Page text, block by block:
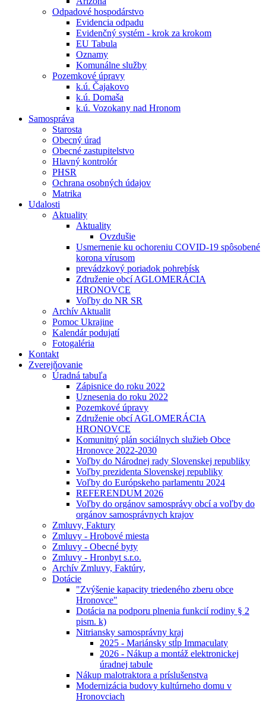
Odpadové hospodárstvo
Evidencia odpadu
Evidenčný systém - krok za krokom
EU Tabula
Oznamy
Komunálne služby
Pozemkové úpravy
k.ú. Čajakovo
k.ú. Domaša
k.ú. Vozokany nad Hronom
Samospráva
Starosta
Obecný úrad
Obecné zastupitelstvo
Hlavný kontrolór
PHSR
Ochrana osobných údajov
Matrika
Udalosti
Aktuality
Aktuality
Ovzdušie
Usmernenie ku ochoreniu COVID-19 spôsobené
korona vírusom
prevádzkový poriadok pohrebísk
Združenie obcí AGLOMERÁCIA
HRONOVCE
Voľby do NR SR
Archív Aktualit
Pomoc Ukrajine
Kalendár podujatí
Fotogaléria
Kontakt
Zverejňovanie
Úradná tabuľa
Zápisnice do roku 2022
Uznesenia do roku 2022
Pozemkové úpravy
Združenie obcí AGLOMERÁCIA
HRONOVCE
Komunitný plán sociálnych služieb Obce
Hronovce 2022-2030
Voľby do Národnej rady Slovenskej republiky
Voľby prezidenta Slovenskej republiky
Voľby do Európskeho parlamentu 2024
REFERENDUM 2026
Voľby do orgánov samosprávy obcí a voľby do
orgánov samosprávnych krajov
Zmluvy, Faktury
Zmluvy - Hrobové miesta
Zmluvy - Obecné byty
Zmluvy - Hronbyt s.r.o.
Archív Zmluvy, Faktúry,
Dotácie
"Zvýšenie kapacity triedeného zberu obce
Hronovce"
Dotácia na podporu plnenia funkcií rodiny § 2
pism. k)
Nitriansky samosprávny kraj
2025 - Mariánsky stĺp Immaculaty
2026 - Nákup a montáž elektronickej
úradnej tabule
Nákup malotraktora a príslušenstva
Modernizácia budovy kultúrneho domu v
Hronovciach